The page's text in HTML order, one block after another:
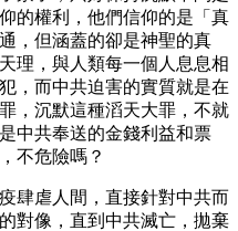
的權利，他們信仰的是「真
，但涵蓋的卻是神聖的真
理，與人類每一個人息息相
，而中共迫害的實質就是在
，沉默這種滔天大罪，不就
中共奉送的金錢利益和票
不危險嗎？
肆虐人間，直接針對中共而
對像，直到中共滅亡，拋棄